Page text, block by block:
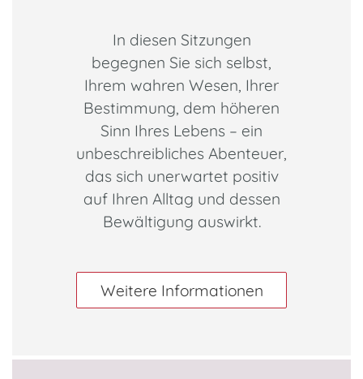
In diesen Sitzungen
begegnen Sie sich selbst,
Ihrem wahren Wesen, Ihrer
Bestimmung, dem höheren
Sinn Ihres Lebens – ein
unbeschreibliches Abenteuer,
das sich unerwartet positiv
auf Ihren Alltag und dessen
Bewältigung auswirkt.
Weitere Informationen